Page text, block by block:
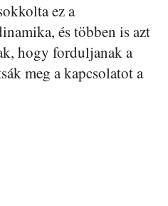
ez a
és többen is azt
hogy forduljanak a
meg a kapcsolatot a